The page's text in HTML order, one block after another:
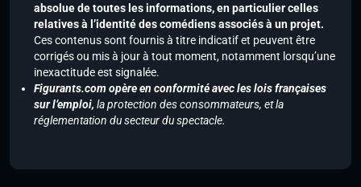
absolue de toutes les informations, en particulier celles
relatives à l’identité des comédiens associés à un projet.
Ces contenus sont fournis à titre indicatif et peuvent être
corrigés ou mis à jour à tout moment, notamment lorsqu’une
inexactitude est signalée.
Figurants.com opère en conformité avec les lois françaises
sur l’emploi, la protection des consommateurs, et la
réglementation du secteur du spectacle.